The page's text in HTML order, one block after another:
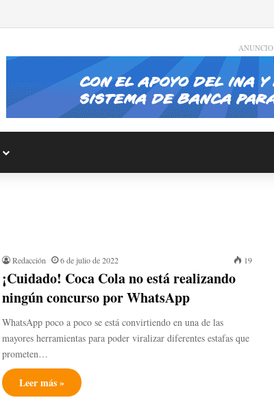
ANUNCIO
Redacción 6 de julio de 2022 19
¡Cuidado! Coca Cola no está realizando
ningún concurso por WhatsApp
WhatsApp poco a poco se está convirtiendo en una de las
mayores herramientas para poder viralizar diferentes estafas que
prometen…
Leer más »